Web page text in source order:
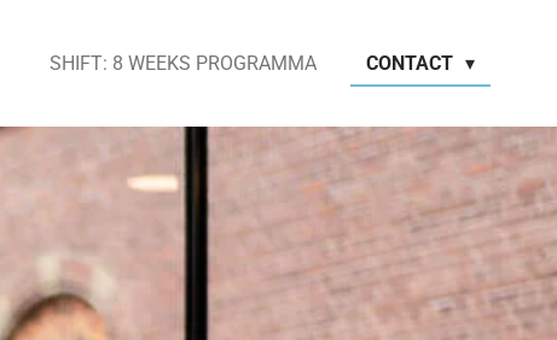
SHIFT: 8 WEEKS PROGRAMMA CONTACT